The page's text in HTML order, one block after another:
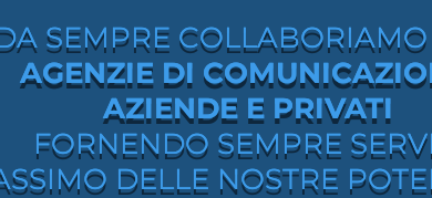
SEMPRE
AGENZIE DI
AZIENDE E PRIVATI
FORNENDO SEMPRE
DELLE NOSTRE
SEMPRE
AGENZIE DI
AZIENDE E PRIVATI
FORNENDO SEMPRE
DELLE NOSTRE